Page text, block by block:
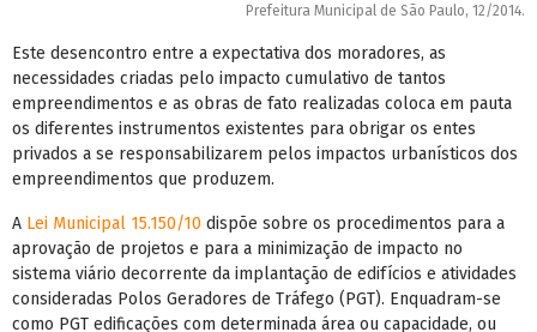
Prefeitura Municipal de São Paulo, 12/2014.
Este desencontro entre a expectativa dos moradores, as
necessidades criadas pelo impacto cumulativo de tantos
empreendimentos e as obras de fato realizadas coloca em pauta
os diferentes instrumentos existentes para obrigar os entes
privados a se responsabilizarem pelos impactos urbanísticos dos
empreendimentos que produzem.
A Lei Municipal 15.150/10 dispõe sobre os procedimentos para a
aprovação de projetos e para a minimização de impacto no
sistema viário decorrente da implantação de edifícios e atividades
consideradas Polos Geradores de Tráfego (PGT). Enquadram-se
como PGT edificações com determinada área ou capacidade, ou